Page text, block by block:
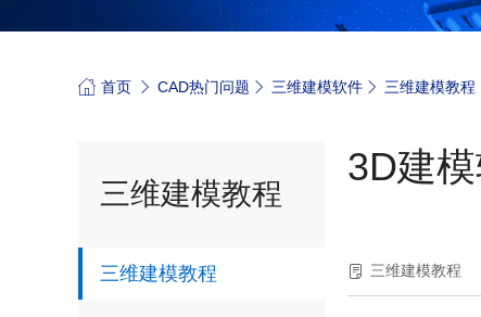
首页 CAD热门问题 三维建模软件 三维建模教程
三维建模教程
三维建模教程
3D建
三维建模教程